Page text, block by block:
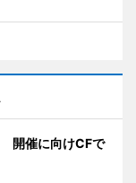
開催に向けCFで